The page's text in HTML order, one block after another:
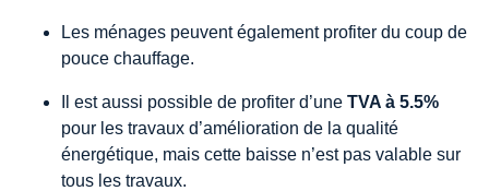
Les ménages peuvent également profiter du coup de
pouce chauffage.
Il est aussi possible de profiter d’une TVA à 5.5%
pour les travaux d’amélioration de la qualité
énergétique, mais cette baisse n’est pas valable sur
tous les travaux.